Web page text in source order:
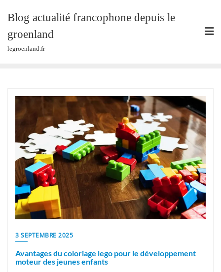
content
Blog actualité francophone depuis le
groenland
legroenland.fr
3 SEPTEMBRE 2025
Avantages du coloriage lego pour le développement
moteur des jeunes enfants